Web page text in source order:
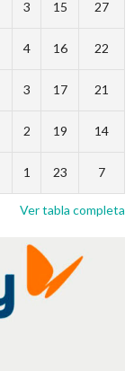
3 15 27
4 16 22
3 17 21
2 19 14
1 23 7
Ver tabla completa